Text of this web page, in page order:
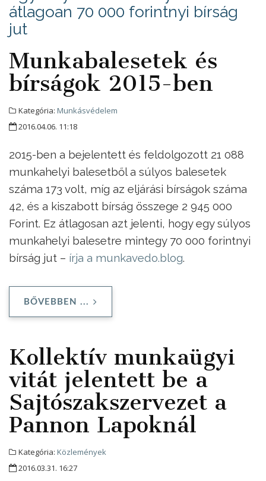
átlagoan 70 000 forintnyi bírság
jut
Munkabalesetek és
bírságok 2015-ben
Kategória: Munkásvédelem
2016.04.06. 11:18
2015-ben a bejelentett és feldolgozott 21 088
munkahelyi balesetből a súlyos balesetek
száma 173 volt, míg az eljárási bírságok száma
42, és a kiszabott bírság összege 2 945 000
Forint. Ez átlagosan azt jelenti, hogy egy súlyos
munkahelyi balesetre mintegy 70 000 forintnyi
bírság jut – írja a munkavedo.blog.
BŐVEBBEN ...
Kollektív munkaügyi
vitát jelentett be a
Sajtószakszervezet a
Pannon Lapoknál
Kategória: Közlemények
2016.03.31. 16:27